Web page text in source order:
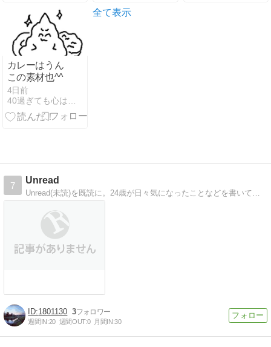
ープン！【 岡
カレーはうん
この素材也^^
4日前
全て表示
7
Unread
1801130 3
週間IN:20 週間OUT:0 月間IN:30